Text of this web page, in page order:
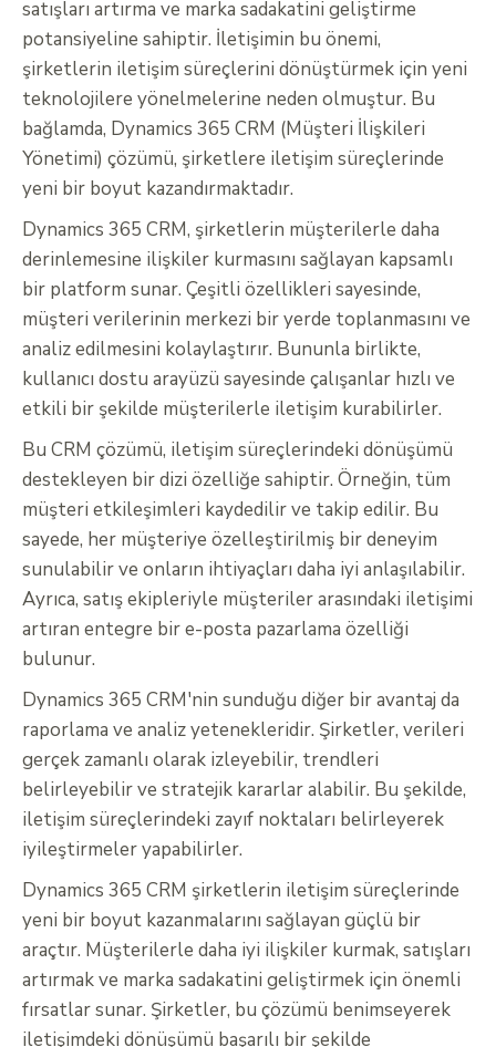
satışları artırma ve marka sadakatini geliştirme
potansiyeline sahiptir. İletişimin bu önemi,
şirketlerin iletişim süreçlerini dönüştürmek için yeni
teknolojilere yönelmelerine neden olmuştur. Bu
bağlamda, Dynamics 365 CRM (Müşteri İlişkileri
Yönetimi) çözümü, şirketlere iletişim süreçlerinde
yeni bir boyut kazandırmaktadır.
Dynamics 365 CRM, şirketlerin müşterilerle daha
derinlemesine ilişkiler kurmasını sağlayan kapsamlı
bir platform sunar. Çeşitli özellikleri sayesinde,
müşteri verilerinin merkezi bir yerde toplanmasını ve
analiz edilmesini kolaylaştırır. Bununla birlikte,
kullanıcı dostu arayüzü sayesinde çalışanlar hızlı ve
etkili bir şekilde müşterilerle iletişim kurabilirler.
Bu CRM çözümü, iletişim süreçlerindeki dönüşümü
destekleyen bir dizi özelliğe sahiptir. Örneğin, tüm
müşteri etkileşimleri kaydedilir ve takip edilir. Bu
sayede, her müşteriye özelleştirilmiş bir deneyim
sunulabilir ve onların ihtiyaçları daha iyi anlaşılabilir.
Ayrıca, satış ekipleriyle müşteriler arasındaki iletişimi
artıran entegre bir e-posta pazarlama özelliği
bulunur.
Dynamics 365 CRM'nin sunduğu diğer bir avantaj da
raporlama ve analiz yetenekleridir. Şirketler, verileri
gerçek zamanlı olarak izleyebilir, trendleri
belirleyebilir ve stratejik kararlar alabilir. Bu şekilde,
iletişim süreçlerindeki zayıf noktaları belirleyerek
iyileştirmeler yapabilirler.
Dynamics 365 CRM şirketlerin iletişim süreçlerinde
yeni bir boyut kazanmalarını sağlayan güçlü bir
araçtır. Müşterilerle daha iyi ilişkiler kurmak, satışları
artırmak ve marka sadakatini geliştirmek için önemli
fırsatlar sunar. Şirketler, bu çözümü benimseyerek
iletişimdeki dönüşümü başarılı bir şekilde